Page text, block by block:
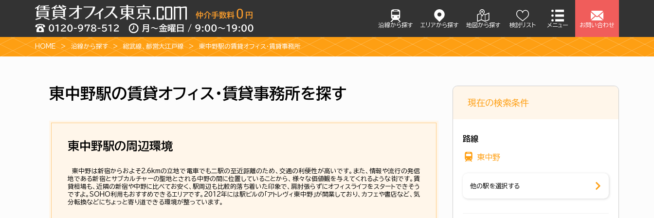
沿線から探す エリアから探す 地図から探す 検討リスト メニュー お問い合わせ
HOME 沿線から探す 総武線、 都営大江戸線 東中野駅の賃貸オフィス・賃貸事務所
東中野駅の賃貸オフィス・賃貸事務所を探す
東中野駅の周辺環境
東中野は新宿からおよそ2.6kmの立地で電車でも二駅の至近距離のため、交通の利便性が高いです。また、情報や流行の発信
地である新宿とサブカルチャーの聖地とされる中野の間に位置していることから、様々な価値観を与えてくれるような街です。賃
貸相場も、近隣の新宿や中野に比べてお安く、駅周辺も比較的落ち着いた印象で、肩肘張らずにオフィスライフをスタートできそう
ですよ。SOHO利用もおすすめできるエリアです。2012年には駅ビルの「アトレヴィ東中野」が開業しており、カフェや書店など、気
分転換などにちょっと寄り道できる環境が整っています。
現在の検索条件
路線
東中野
他の駅を選択する